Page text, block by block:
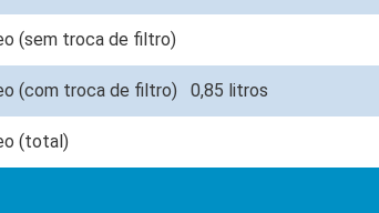
(sem troca de filtro)
(com troca de filtro) 0,85 litros
(total)